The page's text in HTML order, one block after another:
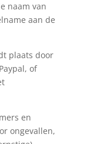
naam van
aan de
plaats door
of
en
ongevallen,